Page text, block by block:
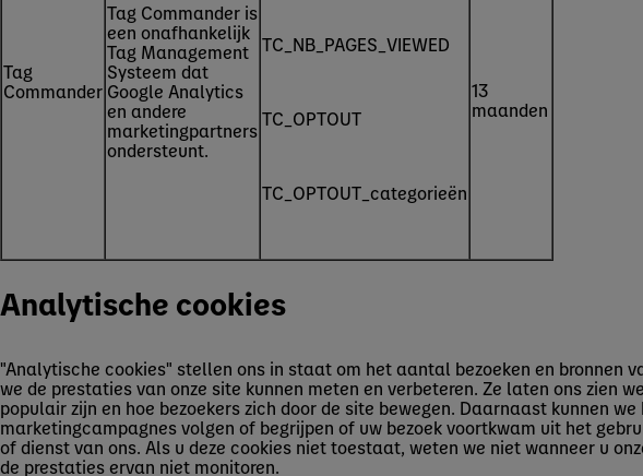
Tag
Commander
Tag Commander is
een onafhankelijk
Tag Management
Systeem dat
Google Analytics
en andere
marketingpartners
ondersteunt.
TC_NB_PAGES_VIEWED
TC_OPTOUT
TC_OPTOUT_categorieën
13
maanden
Analytische cookies
"Analytische cookies" stellen ons in staat om het aantal bezoeken en bronnen
we de prestaties van onze site kunnen meten en verbeteren. Ze laten ons zien
populair zijn en hoe bezoekers zich door de site bewegen. Daarnaast kunnen
marketingcampagnes volgen of begrijpen of uw bezoek voortkwam uit het
of dienst van ons. Als u deze cookies niet toestaat, weten we niet wanneer u
de prestaties ervan niet monitoren.